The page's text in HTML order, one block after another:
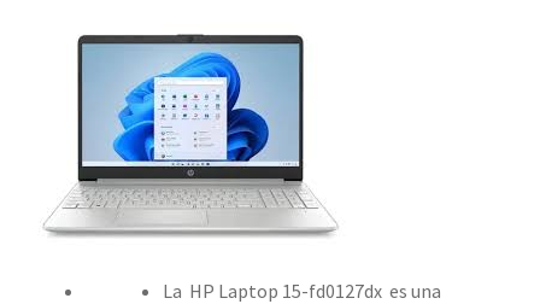
La HP Laptop 15-fd0127dx es una